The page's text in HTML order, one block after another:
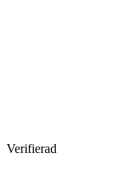
Verifierad